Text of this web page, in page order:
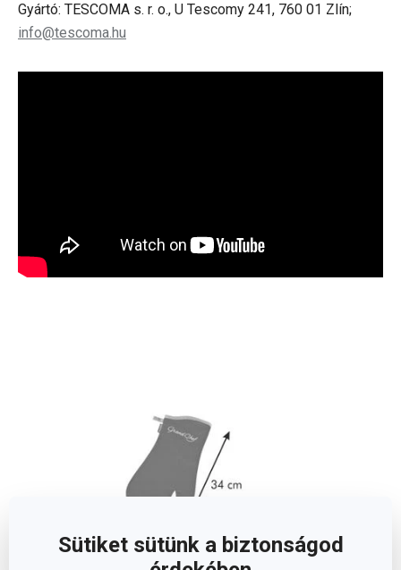
Sütiket sütünk a biztonságod
Gyártó: TESCOMA s. r. o., U Tescomy 241, 760 01 Zlín;
info@tescoma.hu